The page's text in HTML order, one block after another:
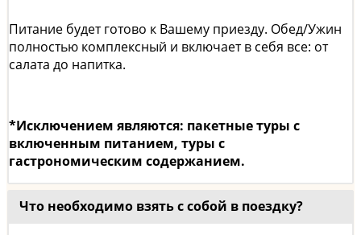
Питание будет готово к Вашему приезду. Обед/Ужин
полностью комплексный и включает в себя все: от
салата до напитка.
*Исключением являются: пакетные туры с
включенным питанием, туры с
гастрономическим содержанием.
Что необходимо взять с собой в поездку?